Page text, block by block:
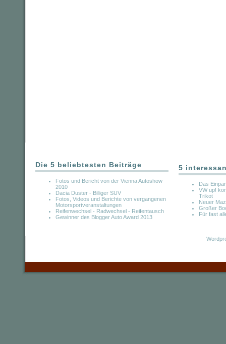
Die 5 beliebtesten Beiträge
Fotos und Bericht von der Vienna Autoshow
2010
Dacia Duster - Billiger SUV
Fotos, Videos und Berichte von vergangenen
Motorsportveranstaltungen
Reifenwechsel - Radwechsel - Reifentausch
Gewinner des Blogger Auto Award 2013
5
Das
VW up!
Trikot
Neuer
Großer
Für fast